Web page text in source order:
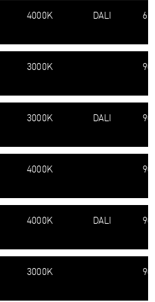
4000K DALI
3000K
3000K DALI
4000K
4000K DALI
3000K